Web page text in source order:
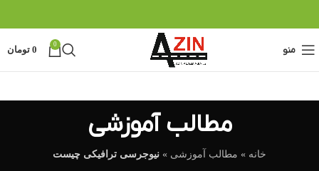
منو 0
0 تومان
مطالب آموزشی
خانه » مطالب آموزشی » نیوجرسی ترافیکی چیست